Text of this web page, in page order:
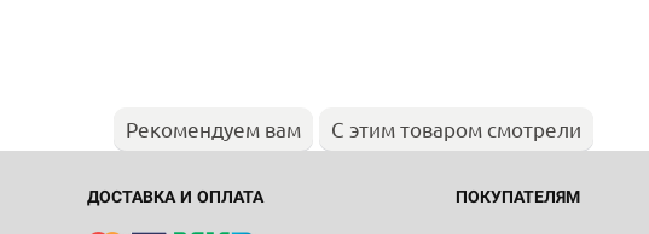
Рекомендуем вам С этим товаром смотрели
ДОСТАВКА И ОПЛАТА ПОКУПАТЕЛЯМ